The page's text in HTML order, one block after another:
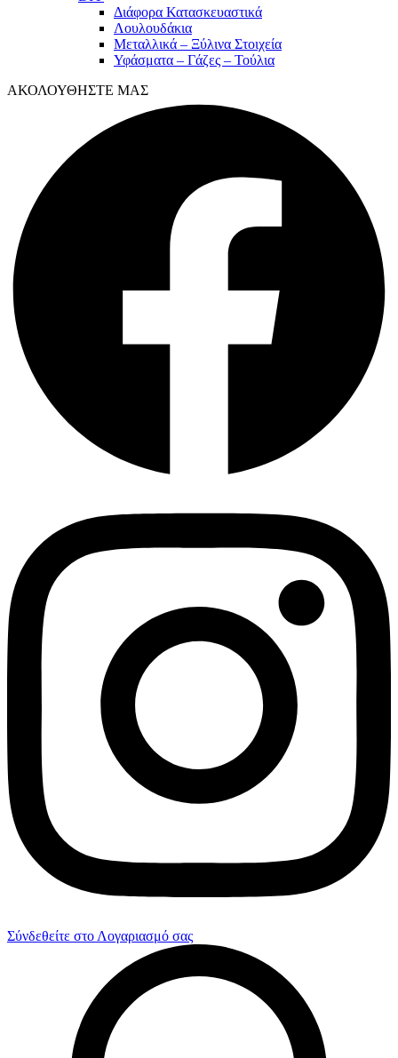
Διάφορα Κατασκευαστικά
Λουλουδάκια
Μεταλλικά – Ξύλινα Στοιχεία
Υφάσματα – Γάζες – Τούλια
ΑΚΟΛΟΥΘΗΣΤΕ ΜΑΣ
Σύνδεθείτε στο Λογαριασμό σας